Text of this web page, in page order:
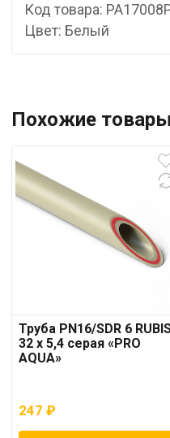
Код товара:
Цвет: Белый
Похожие товары
Труба PN16/SDR 6
32 x 5,4 серая «PRO
AQUA»
247 ₽